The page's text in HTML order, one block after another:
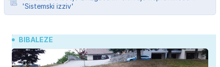
'Sistemski izziv'
BIBALEZE